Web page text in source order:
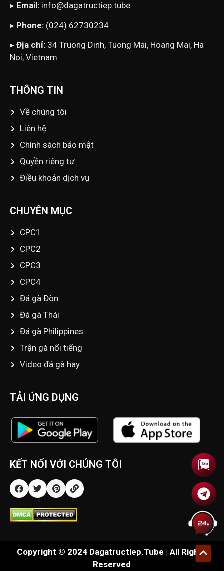
▸ Email: info@dagatructiep.tube
▸ Phone: (024) 62730234
▸ Địa chỉ: 34 Truong Dinh, Tuong Mai, Hoang Mai, Ha
Noi, Vietnam
THÔNG TIN
Về chúng tôi
Liên hệ
Chính sách bảo mật
Quyền riêng tư
Điều khoản dịch vụ
CHUYÊN MỤC
CPC1
CPC2
CPC3
CPC4
Đá gà Đòn
Đá gà Thái
Đá gà Philippines
Trận gà nổi tiếng
Video đá gà hay
TẢI ỨNG DỤNG
KẾT NỐI VỚI CHÚNG TÔI
Copyright © 2024 Dagatructiep.Tube | All Rights
Reserved